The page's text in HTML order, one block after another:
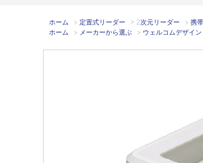
ホーム > 定置式リーダー > 2次元リーダー > 携
ホーム
> メーカーから選ぶ > ウェルコムデザイ